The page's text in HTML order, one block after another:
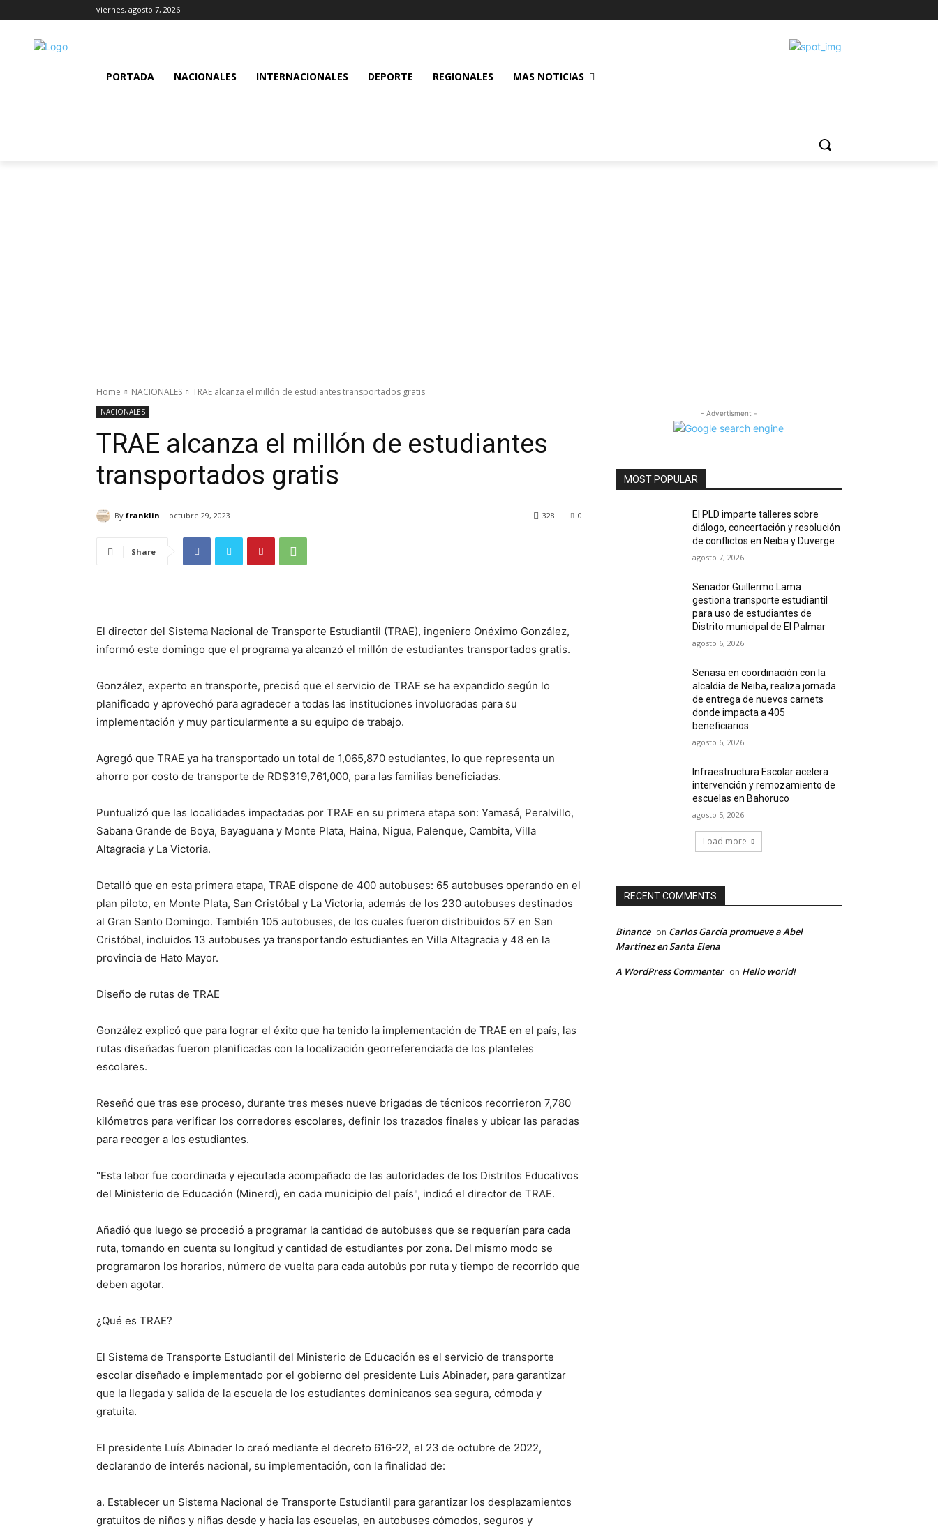
viernes, agosto 7, 2026
PORTADA NACIONALES INTERNACIONALES DEPORTE REGIONALES MAS NOTICIAS
Home NACIONALES TRAE alcanza el millón de estudiantes transportados gratis
NACIONALES
TRAE alcanza el millón de estudiantes
transportados gratis
By franklin octubre 29, 2023 0
328
Share
El director del Sistema Nacional de Transporte Estudiantil (TRAE), ingeniero Onéximo González,
informó este domingo que el programa ya alcanzó el millón de estudiantes transportados gratis.
González, experto en transporte, precisó que el servicio de TRAE se ha expandido según lo
planificado y aprovechó para agradecer a todas las instituciones involucradas para su
implementación y muy particularmente a su equipo de trabajo.
Agregó que TRAE ya ha transportado un total de 1,065,870 estudiantes, lo que representa un
ahorro por costo de transporte de RD$319,761,000, para las familias beneficiadas.
Puntualizó que las localidades impactadas por TRAE en su primera etapa son: Yamasá, Peralvillo,
Sabana Grande de Boya, Bayaguana y Monte Plata, Haina, Nigua, Palenque, Cambita, Villa
Altagracia y La Victoria.
Detalló que en esta primera etapa, TRAE dispone de 400 autobuses: 65 autobuses operando en el
plan piloto, en Monte Plata, San Cristóbal y La Victoria, además de los 230 autobuses destinados
al Gran Santo Domingo. También 105 autobuses, de los cuales fueron distribuidos 57 en San
Cristóbal, incluidos 13 autobuses ya transportando estudiantes en Villa Altagracia y 48 en la
provincia de Hato Mayor.
Diseño de rutas de TRAE
González explicó que para lograr el éxito que ha tenido la implementación de TRAE en el país, las
rutas diseñadas fueron planificadas con la localización georreferenciada de los planteles
escolares.
Reseñó que tras ese proceso, durante tres meses nueve brigadas de técnicos recorrieron 7,780
kilómetros para verificar los corredores escolares, definir los trazados finales y ubicar las paradas
para recoger a los estudiantes.
"Esta labor fue coordinada y ejecutada acompañado de las autoridades de los Distritos Educativos
del Ministerio de Educación (Minerd), en cada municipio del país", indicó el director de TRAE.
Añadió que luego se procedió a programar la cantidad de autobuses que se requerían para cada
ruta, tomando en cuenta su longitud y cantidad de estudiantes por zona. Del mismo modo se
programaron los horarios, número de vuelta para cada autobús por ruta y tiempo de recorrido que
deben agotar.
¿Qué es TRAE?
El Sistema de Transporte Estudiantil del Ministerio de Educación es el servicio de transporte
escolar diseñado e implementado por el gobierno del presidente Luis Abinader, para garantizar
que la llegada y salida de la escuela de los estudiantes dominicanos sea segura, cómoda y
gratuita.
El presidente Luís Abinader lo creó mediante el decreto 616-22, el 23 de octubre de 2022,
declarando de interés nacional, su implementación, con la finalidad de:
a. Establecer un Sistema Nacional de Transporte Estudiantil para garantizar los desplazamientos
gratuitos de niños y niñas desde y hacia las escuelas, en autobuses cómodos, seguros y
- Advertisment -
MOST POPULAR
El PLD imparte talleres sobre
diálogo, concertación y resolución
de conflictos en Neiba y Duverge
agosto 7, 2026
Senador Guillermo Lama
gestiona transporte estudiantil
para uso de estudiantes de
Distrito municipal de El Palmar
agosto 6, 2026
Senasa en coordinación con la
alcaldía de Neiba, realiza jornada
de entrega de nuevos carnets
donde impacta a 405
beneficiarios
agosto 6, 2026
Infraestructura Escolar acelera
intervención y remozamiento de
escuelas en Bahoruco
agosto 5, 2026
Load more
RECENT COMMENTS
Binance on Carlos García promueve a Abel
Martínez en Santa Elena
A WordPress Commenter on Hello world!